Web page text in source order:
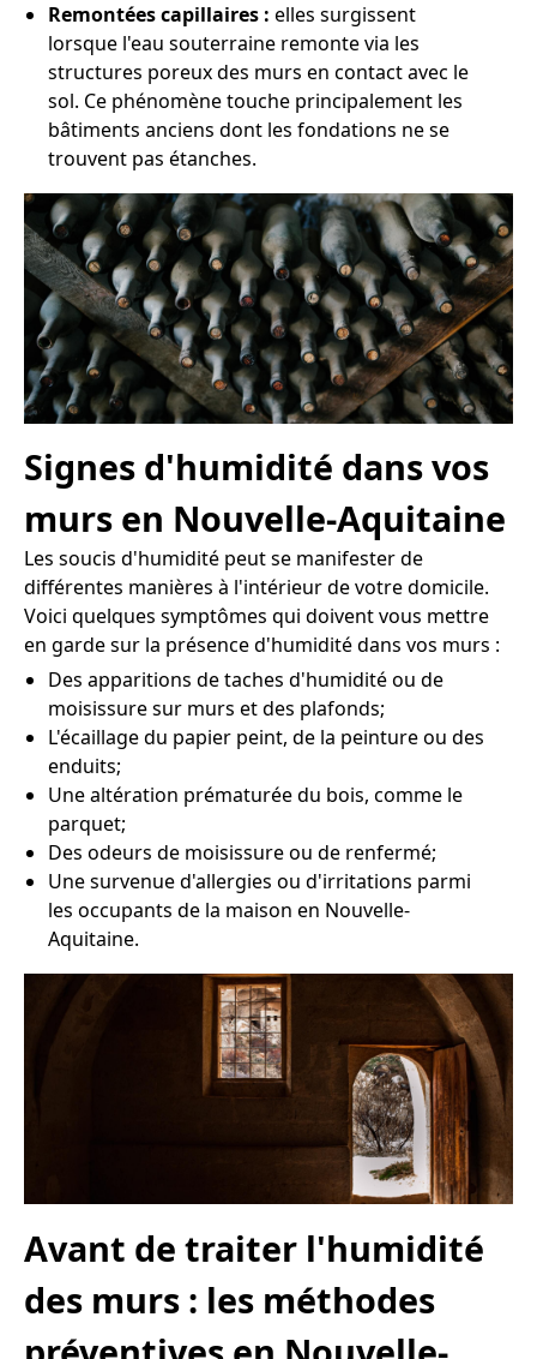
Remontées capillaires : elles surgissent
lorsque l'eau souterraine remonte via les
structures poreux des murs en contact avec le
sol. Ce phénomène touche principalement les
bâtiments anciens dont les fondations ne se
trouvent pas étanches.
Signes d'humidité dans vos
murs en Nouvelle-Aquitaine
Les soucis d'humidité peut se manifester de
différentes manières à l'intérieur de votre domicile.
Voici quelques symptômes qui doivent vous mettre
en garde sur la présence d'humidité dans vos murs :
Des apparitions de taches d'humidité ou de
moisissure sur murs et des plafonds;
L'écaillage du papier peint, de la peinture ou des
enduits;
Une altération prématurée du bois, comme le
parquet;
Des odeurs de moisissure ou de renfermé;
Une survenue d'allergies ou d'irritations parmi
les occupants de la maison en Nouvelle-
Aquitaine.
Avant de traiter l'humidité
des murs : les méthodes